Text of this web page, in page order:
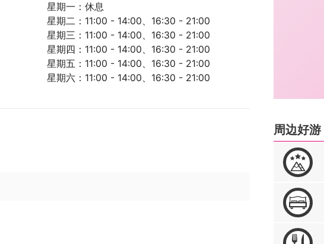
星期一：休息
星期二：11:00 - 14:00、16:30 - 21:00
星期三：11:00 - 14:00、16:30 - 21:00
星期四：11:00 - 14:00、16:30 - 21:00
星期五：11:00 - 14:00、16:30 - 21:00
星期六：11:00 - 14:00、16:30 - 21:00
周边好游